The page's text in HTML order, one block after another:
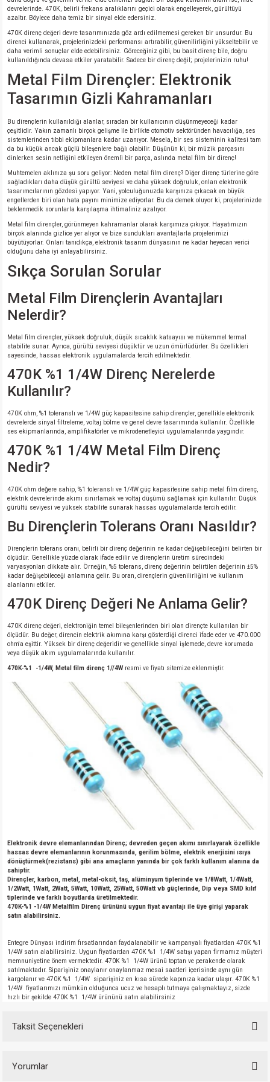
devrelerinde. 470K, belirli frekans aralıklarını geçici olarak engelleyerek, gürültüyü
azaltır. Böylece daha temiz bir sinyal elde edersiniz.
470K direnç değeri devre tasarımınızda göz ardı edilmemesi gereken bir unsurdur. Bu
direnci kullanarak, projelerinizdeki performansı artırabilir, güvenilirliğini yükseltebilir ve
daha verimli sonuçlar elde edebilirsiniz. Göreceğiniz gibi, bu basit direnç bile, doğru
kullanıldığında devasa etkiler yaratabilir. Sadece bir direnç değil; projelerinizin ruhu!
Metal Film Dirençler: Elektronik
Tasarımın Gizli Kahramanları
Bu dirençlerin kullanıldığı alanlar, sıradan bir kullanıcının düşünmeyeceği kadar
çeşitlidir. Yakın zamanlı birçok gelişme ile birlikte otomotiv sektöründen havacılığa, ses
sistemlerinden tıbbi ekipmanlara kadar uzanıyor. Mesela, bir ses sisteminin kalitesi tam
da bu küçük ancak güçlü bileşenlere bağlı olabilir. Düşünün ki, bir müzik parçasını
dinlerken sesin netliğini etkileyen önemli bir parça, aslında metal film bir direnç!
Muhtemelen aklınıza şu soru geliyor: Neden metal film direnç? Diğer direnç türlerine göre
sağladıkları daha düşük gürültü seviyesi ve daha yüksek doğruluk, onları elektronik
tasarımcılarının gözdesi yapıyor. Yani, yolculuğunuzda karşınıza çıkacak en büyük
engellerden biri olan hata payını minimize ediyorlar. Bu da demek oluyor ki, projelerinizde
beklenmedik sorunlarla karşılaşma ihtimaliniz azalıyor.
Metal film dirençler, görünmeyen kahramanlar olarak karşımıza çıkıyor. Hayatımızın
birçok alanında gizlice yer alıyor ve bize sundukları avantajlarla projelerimizi
büyütüyorlar. Onları tanıdıkça, elektronik tasarım dünyasının ne kadar heyecan verici
olduğunu daha iyi anlayabilirsiniz.
Sıkça Sorulan Sorular
Metal Film Dirençlerin Avantajları
Nelerdir?
Metal film dirençler, yüksek doğruluk, düşük sıcaklık katsayısı ve mükemmel termal
stabilite sunar. Ayrıca, gürültü seviyesi düşüktür ve uzun ömürlüdürler. Bu özellikleri
sayesinde, hassas elektronik uygulamalarda tercih edilmektedir.
470K %1 1/4W Direnç Nerelerde
Kullanılır?
470K ohm, %1 toleranslı ve 1/4W güç kapasitesine sahip dirençler, genellikle elektronik
devrelerde sinyal filtreleme, voltaj bölme ve genel devre tasarımında kullanılır. Özellikle
ses ekipmanlarında, amplifikatörler ve mikrodenetleyici uygulamalarında yaygındır.
470K %1 1/4W Metal Film Direnç
Nedir?
470K ohm değere sahip, %1 toleranslı ve 1/4W güç kapasitesine sahip metal film direnç,
elektrik devrelerinde akımı sınırlamak ve voltaj düşümü sağlamak için kullanılır. Düşük
gürültü seviyesi ve yüksek stabilite sunarak hassas uygulamalarda tercih edilir.
Bu Dirençlerin Tolerans Oranı Nasıldır?
Dirençlerin tolerans oranı, belirli bir direnç değerinin ne kadar değişebileceğini belirten bir
ölçüdür. Genellikle yüzde olarak ifade edilir ve dirençlerin üretim sürecindeki
varyasyonları dikkate alır. Örneğin, %5 tolerans, direnç değerinin belirtilen değerinin ±5%
kadar değişebileceği anlamına gelir. Bu oran, dirençlerin güvenilirliğini ve kullanım
alanlarını etkiler.
470K Direnç Değeri Ne Anlama Gelir?
470K direnç değeri, elektroniğin temel bileşenlerinden biri olan dirençte kullanılan bir
ölçüdür. Bu değer, direncin elektrik akımına karşı gösterdiği direnci ifade eder ve 470.000
ohm'a eşittir. Yüksek bir direnç değeridir ve genellikle sinyal işlemede, devre korumada
veya düşük akım uygulamalarında kullanılır.
470K-%1 -1/4W, Metal film direnç 1//4Wresmi ve fiyatı sitemize eklenmiştir.
Elektronik devre elemanlarından Direnç; devreden geçen akımı sınırlayarak özellikle
hassas devre elemanlarının korunmasında, gerilim bölme, elektrik enerjisini ısıya
dönüştürmek(rezistans) gibi ana amaçların yanında bir çok farklı kullanım alanına da
sahiptir.
Dirençler, karbon, metal, metal-oksit, taş, alüminyum tiplerinde ve 1/8Watt, 1/4Watt,
1/2Watt, 1Watt, 2Watt, 5Watt, 10Watt, 25Watt, 50Watt vb güçlerinde, Dip veya SMD kılıf
tiplerinde ve farklı boyutlarda üretilmektedir.
470K-%1 -1/4W Metalfilm Direnç ürününü uygun fiyat avantajı ile üye girişi yaparak
satın alabilirsiniz.
Entegre Dünyası indirim fırsatlarından faydalanabilir ve kampanyalı fiyatlardan 470K %1
1/4W satın alabilirsiniz. Uygun fiyatlardan 470K %1 1/4W satışı yapan firmamız müşteri
memnuniyetine önem vermektedir. 470K %1 1/4W ürünü toptan ve perakende olarak
satılmaktadır. Siparişiniz onaylanır onaylanmaz mesai saatleri içerisinde aynı gün
kargolanır ve 470K %1 1/4W siparişiniz en kısa sürede kapınıza kadar ulaşır. 470K %1
1/4W fiyatlarımızı mümkün olduğunca ucuz ve hesaplı tutmaya çalışmaktayız, sizde
hızlı bir şekilde 470K %1 1/4W ürününü satın alabilirsiniz
Taksit Seçenekleri
Yorumlar